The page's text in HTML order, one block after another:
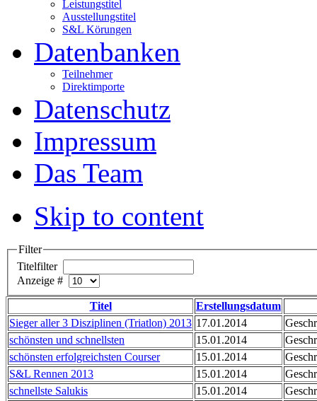
Leistungstitel
Ausstellungstitel
S&L Körungen
Datenbanken
Teilnehmer
Direktimporte
Datenschutz
Impressum
Das Team
Skip to content
Filter
Titelfilter
Anzeige #
Titel
Erstellungsdatum
Sieger aller 3 Disziplinen (Triatlon) 2013 17.01.2014
schönsten und schnellsten
15.01.2014
schönsten erfolgreichsten Courser
15.01.2014
S&L Rennen 2013
15.01.2014
schnellste Salukis
15.01.2014